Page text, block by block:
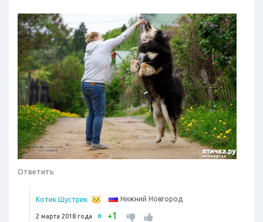
Ответить
Котик Шустрик Нижний Новгород
2 марта 2018 года # +1